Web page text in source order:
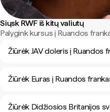
Siųsk RWF iš kitų valiutų
Palygink kursus į Ruandos
Žiūrėk JAV doleris į Ruandos
Žiūrėk Euras į Ruandos
Žiūrėk Didžiosios Britanijos